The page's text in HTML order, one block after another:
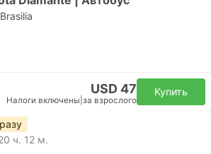
USD 47
Налоги включены за взрослого
Купить
ч. 12 м.